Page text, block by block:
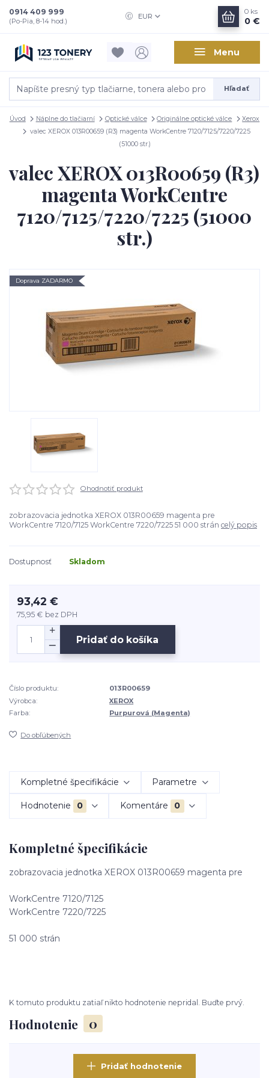
Menu
EUR
Hľadať
0914 409 999
(Po-Pia, 8-14 hod.)
0 ks
0 €
Úvod Náplne do tlačiarní Optické válce Originálne optické válce
Xerox
valec XEROX 013R00659 (R3) magenta WorkCentre 7120/7125/7220/7225
(51000 str.)
valec XEROX 013R00659 (R3)
magenta WorkCentre
7120/7125/7220/7225 (51000
str.)
Doprava ZADARMO
Ohodnotiť produkt
zobrazovacia jednotka XEROX 013R00659 magenta pre
WorkCentre 7120/7125 WorkCentre 7220/7225 51 000 strán celý popis
Dostupnosť Skladom
93,42 €
75,95 € bez DPH
Pridať do košíka
Číslo produktu:
013R00659
Výrobca:
XEROX
Farba:
Purpurová (Magenta)
Do obľúbených
Kompletné špecifikácie Parametre
Hodnotenie 0 Komentáre 0
Kompletné špecifikácie
zobrazovacia jednotka XEROX 013R00659 magenta pre
WorkCentre 7120/7125
WorkCentre 7220/7225
51 000 strán
Hodnotenie 0
K tomuto produktu zatiaľ nikto hodnotenie nepridal. Buďte prvý.
Pridať hodnotenie